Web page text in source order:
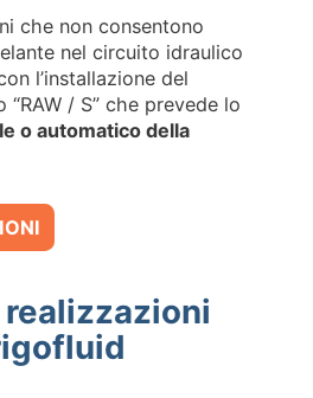
che non consentono
nel circuito idraulico
l’installazione del
/ S” che prevede lo
o automatico della